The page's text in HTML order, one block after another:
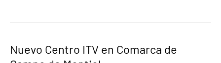
Nuevo Centro ITV en Comarca de
Nuevo
Centro